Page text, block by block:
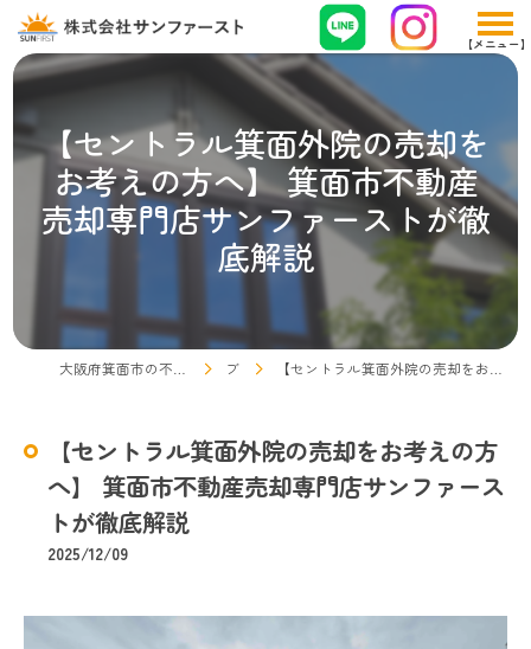
【セントラル箕面外院の売却を
お考えの方へ】 箕面市不動産
売却専門店サンファーストが徹
底解説
ブログ 【セントラル箕面外院の売却をお考えの方へ】 箕面市不動産売却専門店サンファーストが徹底解説
【セントラル箕面外院の売却をお考えの方
へ】 箕面市不動産売却専門店サンファース
トが徹底解説
2025/12/09